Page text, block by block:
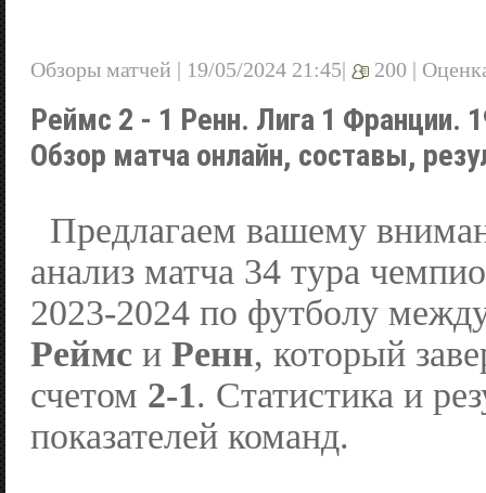
Обзоры матчей | 19/05/2024 21:45| 200 |
Реймс 2 - 1 Ренн. Лига 1 Франции.
Обзор матча онлайн, составы,
Предлагаем вашему
анализ матча 34 тура
2023-2024 по футболу
Реймс и Ренн, который
счетом 2-1. Статистика и
показателей команд.